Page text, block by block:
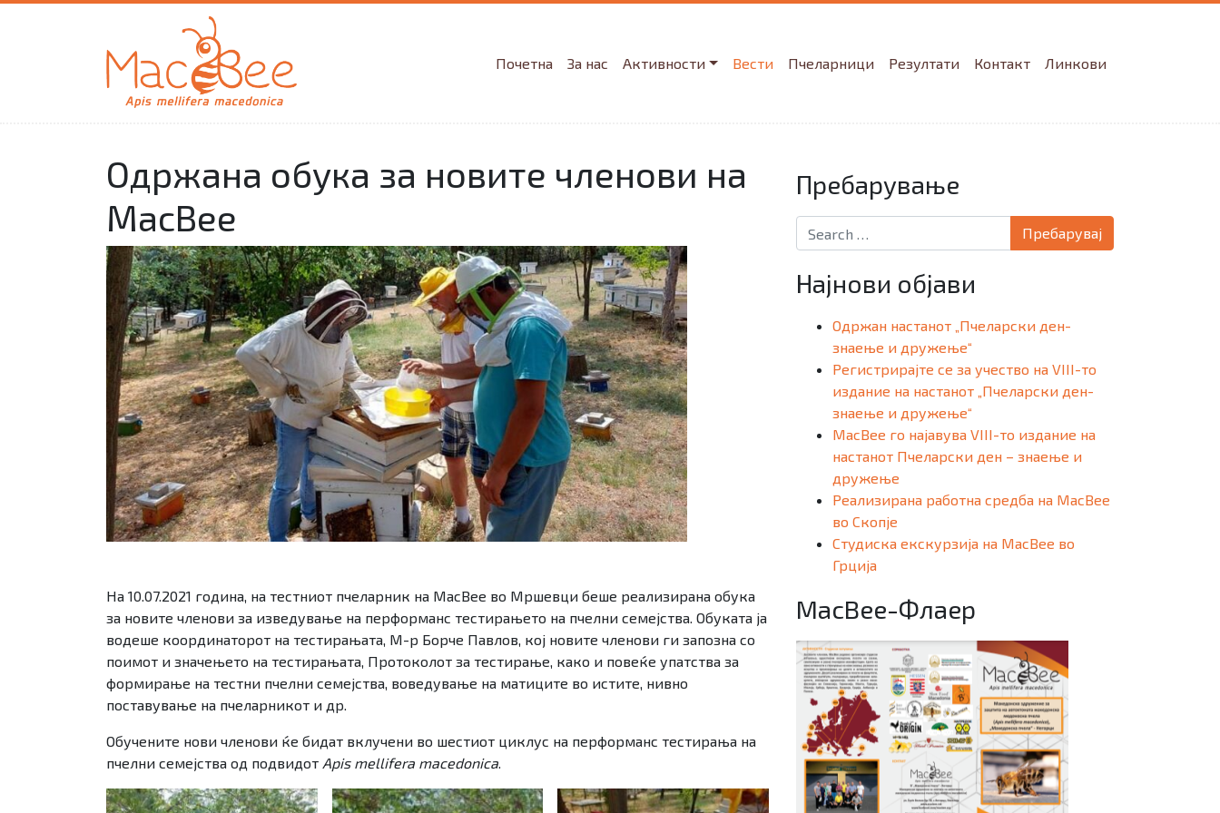
Почетна За нас Активности Вести Пчеларници Резултати Контакт Линкови
Одржана обука за новите членови на
MacBee
На 10.07.2021 година, на тестниот пчеларник на MacBee во Мршевци беше реализирана обука
за новите членови за изведување на перформанс тестирањето на пчелни семејства. Обуката ја
водеше координаторот на тестирањата, М-р Борче Павлов, кој новите членови ги запозна со
поимот и значењето на тестирањата, Протоколот за тестирање, како и повеќе упатства за
формирање на тестни пчелни семејства, воведување на матиците во истите, нивно
поставување на пчеларникот и др.
Обучените нови членови ќе бидат вклучени во шестиот циклус на перформанс тестирања на
пчелни семејства од подвидот Apis mellifera macedonica.
Пребарување
Search for:
Најнови објави
Одржан настанот „Пчеларски ден-
знаење и дружење“
Регистрирајте се за учество на VIII-то
издание на настанот „Пчеларски ден-
знаење и дружење“
MacBee го најавува VIII-то издание на
настанот Пчеларски ден – знаење и
дружење
Реализирана работна средба на MacBee
во Скопје
Студиска екскурзија на MacBee во
Грција
MacBee-Флаер